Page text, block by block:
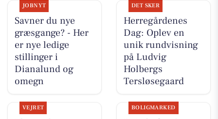
JOBNYT
Savner du nye
græsgange? - Her
er nye ledige
stillinger i
Dianalund og
omegn
DET SKER
Herregårdenes
Dag: Oplev en
unik rundvisning
på Ludvig
Holbergs
Tersløsegaard
VEJRET BOLIGMARKED